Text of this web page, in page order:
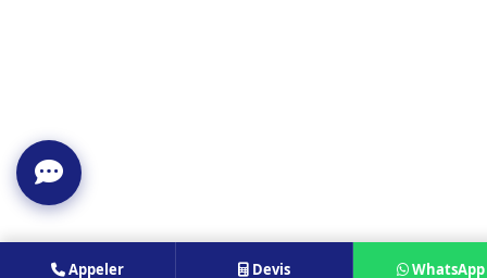
Appeler Devis WhatsApp